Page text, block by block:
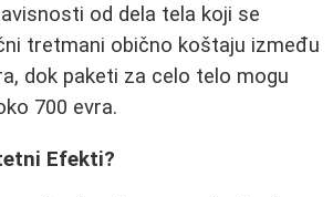
od dela tela koji se
tretmani obično koštaju između
dok paketi za celo telo mogu
700 evra.
Efekti?